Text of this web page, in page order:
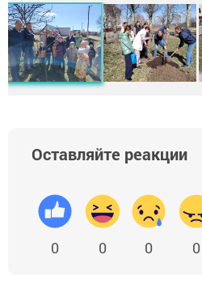
Оставляйте реакции
0 0 0 0